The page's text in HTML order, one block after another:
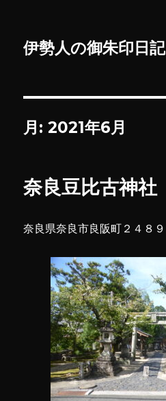
伊勢人の御朱印日記
月:2021年6月
奈良豆比古神社
奈良県奈良市良阪町２４８９